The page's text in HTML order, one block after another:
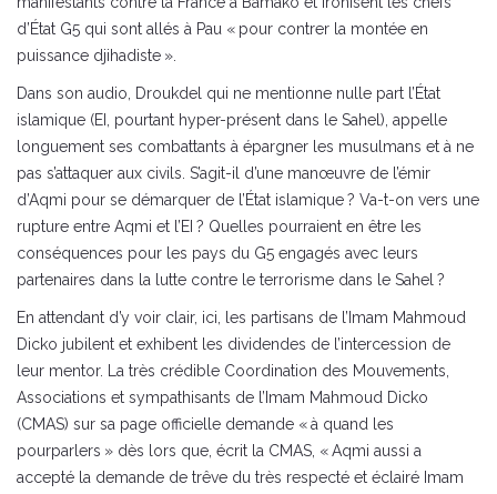
d’État G5 qui sont allés à Pau « pour contrer la montée en
puissance djihadiste ».
Dans son audio, Droukdel qui ne mentionne nulle part l’État
islamique (EI, pourtant hyper-présent dans le Sahel), appelle
longuement ses combattants à épargner les musulmans et à ne
pas s’attaquer aux civils. S’agit-il d’une manœuvre de l’émir
d’Aqmi pour se démarquer de l’État islamique ? Va-t-on vers une
rupture entre Aqmi et l’EI ? Quelles pourraient en être les
conséquences pour les pays du G5 engagés avec leurs
partenaires dans la lutte contre le terrorisme dans le Sahel ?
En attendant d’y voir clair, ici, les partisans de l’Imam Mahmoud
Dicko jubilent et exhibent les dividendes de l’intercession de
leur mentor. La très crédible Coordination des Mouvements,
Associations et sympathisants de l’Imam Mahmoud Dicko
(CMAS) sur sa page officielle demande « à quand les
pourparlers » dès lors que, écrit la CMAS, « Aqmi aussi a
accepté la demande de trêve du très respecté et éclairé Imam